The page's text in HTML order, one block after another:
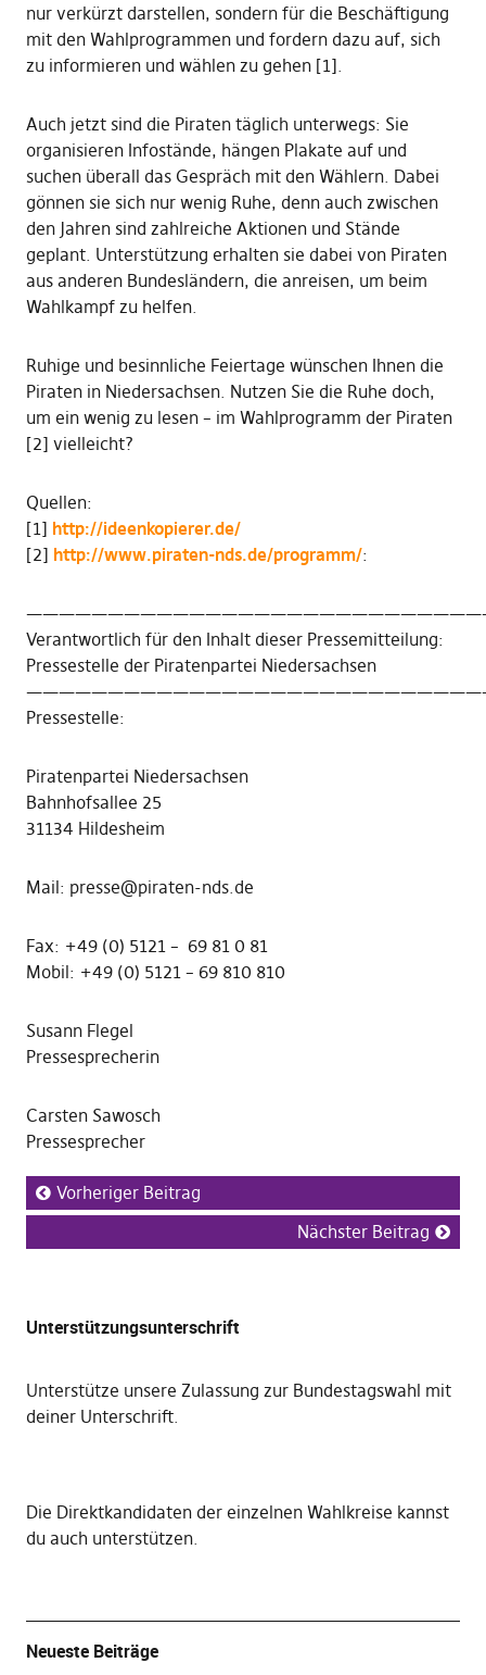
nur verkürzt darstellen, sondern für die Beschäftigung
mit den Wahlprogrammen und fordern dazu auf, sich
zu informieren und wählen zu gehen [1].
Auch jetzt sind die Piraten täglich unterwegs: Sie
organisieren Infostände, hängen Plakate auf und
suchen überall das Gespräch mit den Wählern. Dabei
gönnen sie sich nur wenig Ruhe, denn auch zwischen
den Jahren sind zahlreiche Aktionen und Stände
geplant. Unterstützung erhalten sie dabei von Piraten
aus anderen Bundesländern, die anreisen, um beim
Wahlkampf zu helfen.
Ruhige und besinnliche Feiertage wünschen Ihnen die
Piraten in Niedersachsen. Nutzen Sie die Ruhe doch,
um ein wenig zu lesen – im Wahlprogramm der Piraten
[2] vielleicht?
Quellen:
[1] http://ideenkopierer.de/
[2] http://www.piraten-nds.de/programm/:
Verantwortlich für den Inhalt dieser Pressemitteilung:
Pressestelle der Piratenpartei Niedersachsen
Pressestelle:
Piratenpartei Niedersachsen
Bahnhofsallee 25
31134 Hildesheim
Mail: presse@piraten-nds.de
Fax: +49 (0) 5121 – 69 81 0 81
Mobil: +49 (0) 5121 – 69 810 810
Susann Flegel
Pressesprecherin
Carsten Sawosch
Pressesprecher
Vorheriger Beitrag
Nächster Beitrag
Unterstützungsunterschrift
Unterstütze unsere Zulassung zur Bundestagswahl mit
deiner Unterschrift.
Die Direktkandidaten der einzelnen Wahlkreise kannst
du auch unterstützen.
Neueste Beiträge